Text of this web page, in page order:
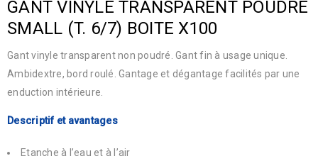
GANT VINYLE TRANSPARENT POUDRE
SMALL (T. 6/7) BOITE X100
Gant vinyle transparent non poudré. Gant fin à usage unique.
Ambidextre, bord roulé. Gantage et dégantage facilités par une
enduction intérieure.
Descriptif et avantages
Etanche à l’eau et à l’air